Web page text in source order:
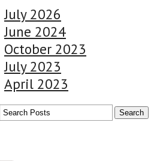
July 2026
June 2024
October 2023
July 2023
April 2023